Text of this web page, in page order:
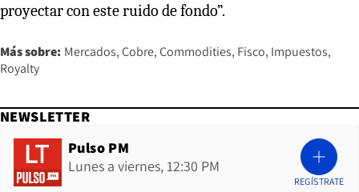
proyectar con este ruido de fondo”.
Más sobre: Mercados Cobre Commodities Fisco Impuestos
Royalty
NEWSLETTER
Pulso PM
Lunes a viernes, 12:30 PM
REGÍSTRATE